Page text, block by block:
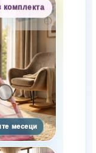
месеци
комплекта